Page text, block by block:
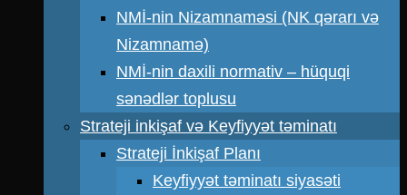
NMİ-nin Nizamnaməsi (NK qərarı və
Nizamnamə)
NMİ-nin daxili normativ – hüquqi
sənədlər toplusu
Strateji inkişaf və Keyfiyyət təminatı
Strateji İnkişaf Planı
Keyfiyyət təminatı siyasəti